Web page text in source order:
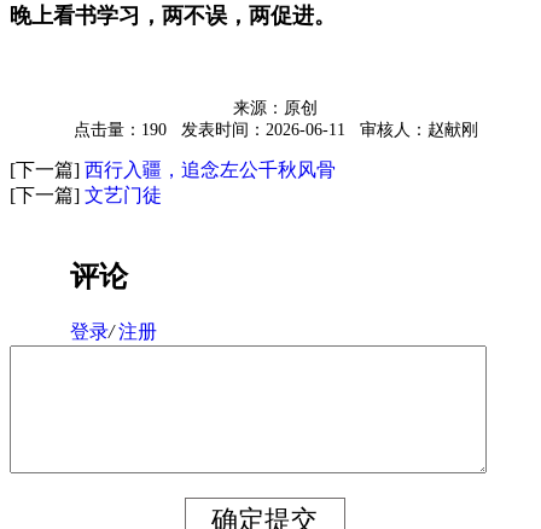
晚上看书学习，两不误，两促进。
来源：原创
点击量：190
发表时间：2026-06-11 审核人：赵献刚
[下一篇] 西行入疆，追念左公千秋风骨
[下一篇] 文艺门徒
评论
登录/ 注册